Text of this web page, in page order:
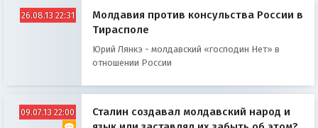
26.08.13 22:31
Молдавия против консульства России в
Тирасполе
Юрий Лянкэ - молдавский «господин Нет» в
отношении России
09.07.13 22:00
Сталин создавал молдавский народ и